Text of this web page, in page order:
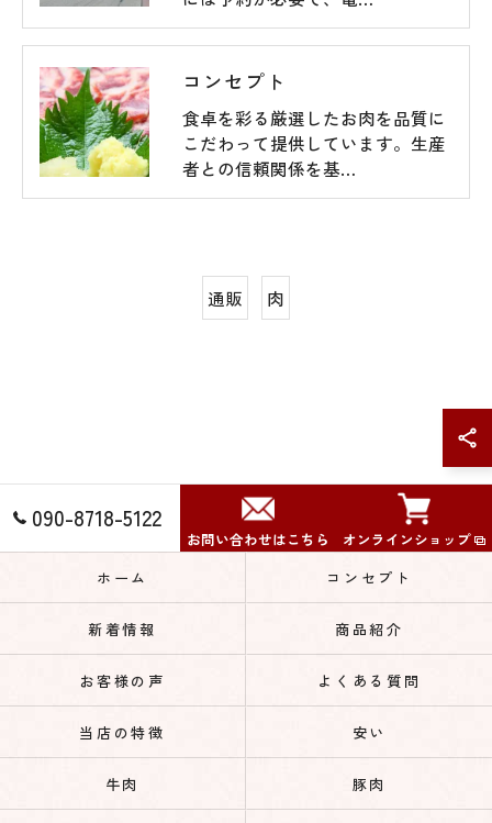
コンセプト
食卓を彩る厳選したお肉を品質に
こだわって提供しています。生産
者との信頼関係を基…
通販 肉
090-8718-5122
お問い合わせはこちら
オンラインショップ
ホーム
コンセプト
新着情報 商品紹介
お客様の声 よくある質問
当店の特徴 安い
牛肉 豚肉